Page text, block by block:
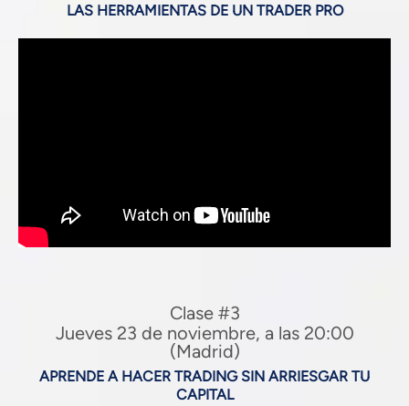
LAS HERRAMIENTAS DE UN TRADER PRO
Clase #3
Jueves 23 de noviembre, a las 20:00
(Madrid)
APRENDE A HACER TRADING SIN ARRIESGAR TU
CAPITAL